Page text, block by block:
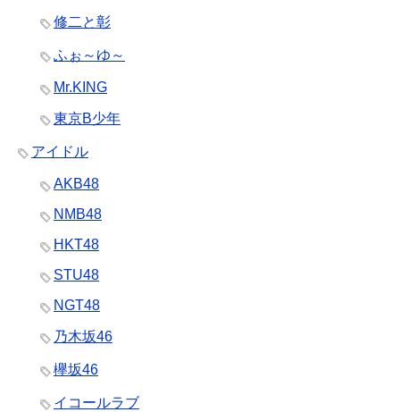
修二と彰
ふぉ～ゆ～
Mr.KING
東京B少年
アイドル
AKB48
NMB48
HKT48
STU48
NGT48
乃木坂46
欅坂46
イコールラブ